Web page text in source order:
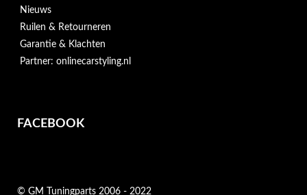
Nieuws
Ruilen & Retourneren
Garantie & Klachten
Partner: onlinecarstyling.nl
FACEBOOK
© GM Tuningparts 2006 - 2022